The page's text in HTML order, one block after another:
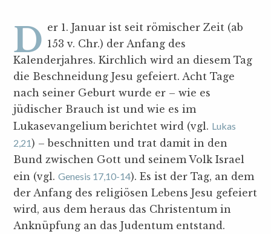
Der 1. Januar ist seit römischer Zeit (ab 153 v. Chr.) der Anfang des
Kalenderjahres. Kirchlich wird an diesem Tag
die Beschneidung Jesu gefeiert. Acht Tage
nach seiner Geburt wurde er – wie es
jüdischer Brauch ist und wie es im
Lukasevangelium berichtet wird (vgl. Lukas
2,21) – beschnitten und trat damit in den
Bund zwischen Gott und seinem Volk Israel
ein (vgl.Genesis 17,10-14). Es ist der Tag, an dem
der Anfang des religiösen Lebens Jesu gefeiert
wird, aus dem heraus das Christentum in
Anknüpfung an das Judentum entstand.